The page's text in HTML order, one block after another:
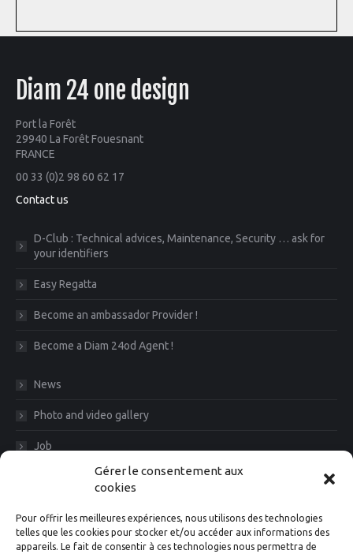
Gérer le consentement aux
cookies
Pour offrir les meilleures expériences, nous utilisons des technologies
telles que les cookies pour stocker et/ou accéder aux informations des
appareils. Le fait de consentir à ces technologies nous permettra de
Diam 24 one design
Port la Forêt
29940 La Forêt Fouesnant
FRANCE
00 33 (0)2 98 60 62 17
Contact us
D-Club : Technical advices, Maintenance, Security … ask for
your identifiers
Easy Regatta
Become an ambassador Provider !
Become a Diam 24od Agent !
News
Photo and video gallery
Job